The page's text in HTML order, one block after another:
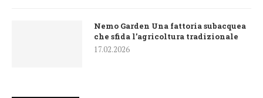
Nemo Garden Una fattoria subacquea
che sfida l’agricoltura tradizionale
17.02.2026